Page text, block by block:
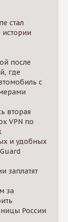
стал
после
где
с
вторая
VPN по
и удобных
заплатят
за
России